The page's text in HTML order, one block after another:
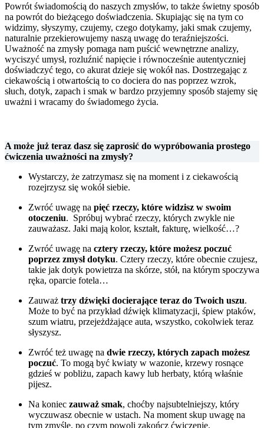
Powrót świadomością do naszych zmysłów, to także świetny sposób
na powrót do bieżącego doświadczenia. Skupiając się na tym co
widzimy, słyszymy, czujemy, czego dotykamy, jaki smak czujemy,
naturalnie przekierowujemy naszą uwagę do teraźniejszości.
Uważność na zmysły pomaga nam puścić wewnętrzne analizy,
wyciszyć umysł, rozluźnić napięcie i równocześnie autentyczniej
doświadczyć tego, co akurat dzieje się wokół nas. Dostrzegając z
ciekawością i otwartością to co dociera do nas poprzez wzrok,
słuch, dotyk, zapach i smak w bardzo przyjemny sposób stajemy się
uważni i wracamy do świadomego życia.
A może już teraz dasz się zaprosić do wypróbowania prostego
ćwiczenia uważności na zmysły?
Wystarczy, że zatrzymasz się na moment i z ciekawością
rozejrzysz się wokół siebie.
Zwróć uwagę na pięć rzeczy, które widzisz w swoim
otoczeniu. Spróbuj wybrać rzeczy, których zwykle nie
zauważasz. Jaki mają kolor, kształt, fakturę, wielkość…?
Zwróć uwagę na cztery rzeczy, które możesz poczuć
poprzez zmysł dotyku. Cztery rzeczy, które obecnie czujesz,
takie jak dotyk powietrza na skórze, stół, na którym spoczywa
ręka, oparcie fotela…
Zauważ trzy dźwięki docierające teraz do Twoich uszu.
Może to być na przykład dźwięk klimatyzacji, śpiew ptaków,
szum wiatru, przejeżdżające auta, wszystko, cokolwiek teraz
słyszysz.
Zwróć też uwagę na dwie rzeczy, których zapach możesz
poczuć. To mogą być kwiaty w wazonie, krzewy rosnące
gdzieś w pobliżu, zapach kawy lub herbaty, którą właśnie
pijesz.
Na koniec zauważ smak, choćby najsubtelniejszy, który
wyczuwasz obecnie w ustach. Na moment skup uwagę na
tym zmyśle, po czym powoli zakończ ćwiczenie.